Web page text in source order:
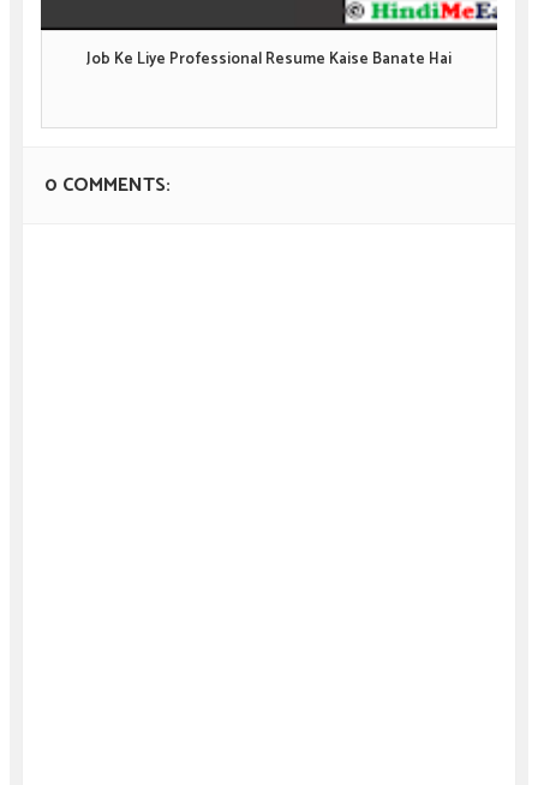
Job Ke Liye Professional Resume Kaise Banate Hai
0 COMMENTS: